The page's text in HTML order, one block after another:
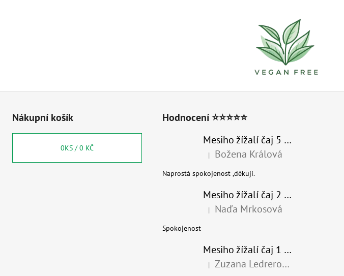
Nákupní košík
0KS /0 KČ
Hodnocení ⭐⭐⭐⭐⭐
Mesiho žížalí čaj 5 l - Přírodní organické hnojivo 100% nature
Hodnocení produktu je 5 z 5 hvězdiček.
| Božena Králová
Naprostá spokojenost ,děkuji.
Mesiho žížalí čaj 2 l - Přírodní organické hnojivo 100% nature - recyklovaný obal
Hodnocení produktu je 5 z 5 hvězdiček.
| Naďa Mrkosová
Spokojenost
Mesiho žížalí čaj 1 l - Univerzální organické hnojivo
Hodnocení produktu je 5 z 5 hvězdiček.
| Zuzana Ledrerová